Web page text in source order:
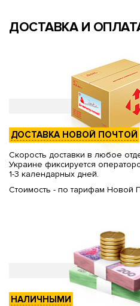
ДОСТАВКА И
ДОСТАВКА НОВОЙ ПОЧТОЙ
Скорость доставки в любое
Украине фиксируется
1-3 календарных дней.
Стоимость - по тарифам Новой
НАЛИЧНЫМИ